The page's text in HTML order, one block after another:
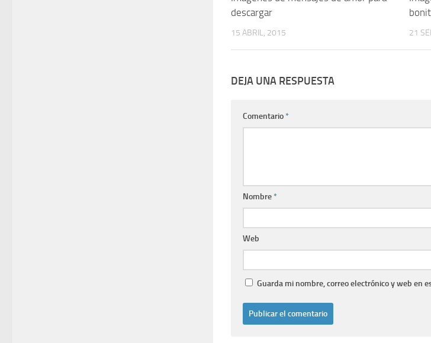
descargar
15 ABRIL, 2015 21
DEJA UNA RESPUESTA
Comentario*
Nombre*
Web
Guarda mi nombre, correo electrónico y web en